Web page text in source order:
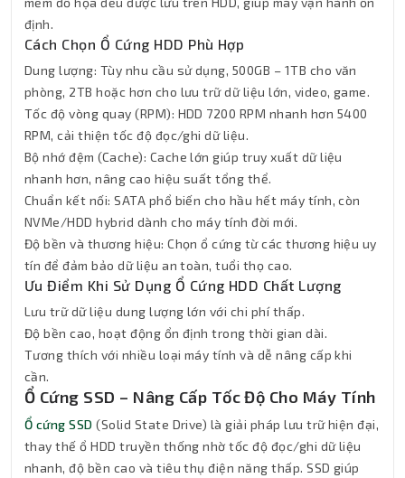
định.
Cách Chọn Ổ Cứng HDD Phù Hợp
Dung lượng: Tùy nhu cầu sử dụng, 500GB – 1TB cho văn
phòng, 2TB hoặc hơn cho lưu trữ dữ liệu lớn, video, game.
Tốc độ vòng quay (RPM): HDD 7200 RPM nhanh hơn 5400
RPM, cải thiện tốc độ đọc/ghi dữ liệu.
Bộ nhớ đệm (Cache): Cache lớn giúp truy xuất dữ liệu
nhanh hơn, nâng cao hiệu suất tổng thể.
Chuẩn kết nối: SATA phổ biến cho hầu hết máy tính, còn
NVMe/HDD hybrid dành cho máy tính đời mới.
Độ bền và thương hiệu: Chọn ổ cứng từ các thương hiệu uy
tín để đảm bảo dữ liệu an toàn, tuổi thọ cao.
Ưu Điểm Khi Sử Dụng Ổ Cứng HDD Chất Lượng
Lưu trữ dữ liệu dung lượng lớn với chi phí thấp.
Độ bền cao, hoạt động ổn định trong thời gian dài.
Tương thích với nhiều loại máy tính và dễ nâng cấp khi
cần.
Ổ Cứng SSD – Nâng Cấp Tốc Độ Cho Máy Tính
Ổ cứng SSD (Solid State Drive) là giải pháp lưu trữ hiện đại,
thay thế ổ HDD truyền thống nhờ tốc độ đọc/ghi dữ liệu
nhanh, độ bền cao và tiêu thụ điện năng thấp. SSD giúp